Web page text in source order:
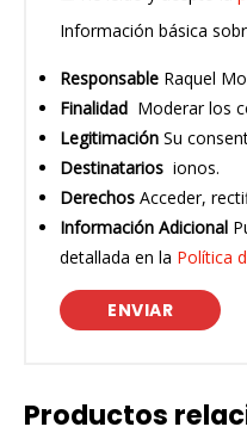
Información básica
Responsable Raquel
Finalidad Moderar los
Legitimación Su
Destinatarios ionos.
Derechos Acceder,
Información Adicional
detallada en la Política
Productos